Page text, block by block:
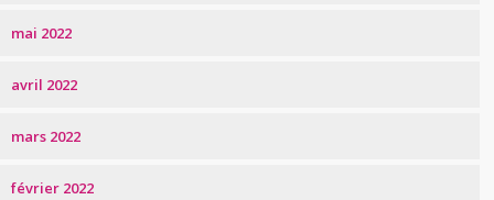
mai 2022
avril 2022
mars 2022
février 2022